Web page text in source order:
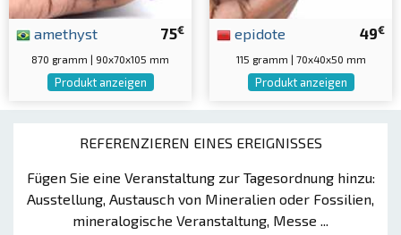
REFERENZIEREN EINES EREIGNISSES
Fügen Sie eine Veranstaltung zur Tagesordnung hinzu:
Ausstellung, Austausch von Mineralien oder Fossilien,
mineralogische Veranstaltung, Messe ...
75€
amethyst
870 gramm | 90x70x105 mm
Produkt anzeigen
49€
epidote
115 gramm | 70x40x50 mm
Produkt anzeigen